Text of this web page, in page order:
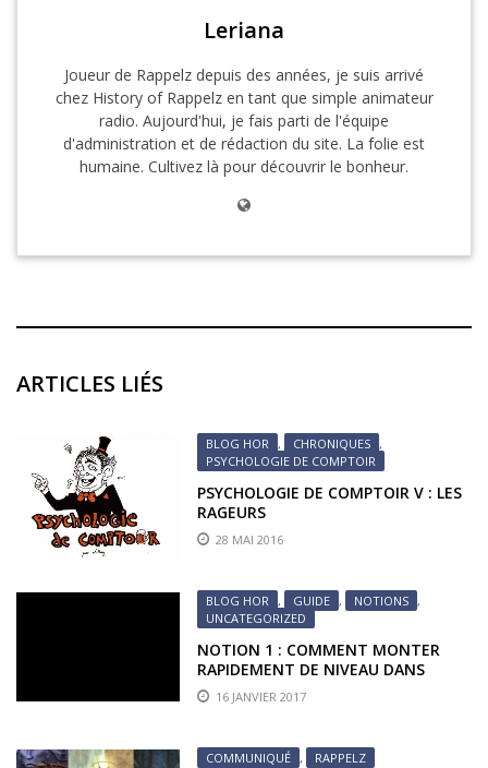
Leriana
Joueur de Rappelz depuis des années, je suis arrivé
chez History of Rappelz en tant que simple animateur
radio. Aujourd'hui, je fais parti de l'équipe
d'administration et de rédaction du site. La folie est
humaine. Cultivez là pour découvrir le bonheur.
ARTICLES LIÉS
BLOG HOR , CHRONIQUES ,
PSYCHOLOGIE DE COMPTOIR
PSYCHOLOGIE DE COMPTOIR V : LES
RAGEURS
28 MAI 2016
BLOG HOR , GUIDE , NOTIONS ,
UNCATEGORIZED
NOTION 1 : COMMENT MONTER
RAPIDEMENT DE NIVEAU DANS
RAPPELZ ? JE VEUX PASSER MAÎTRE !
16 JANVIER 2017
COMMUNIQUÉ , RAPPELZ